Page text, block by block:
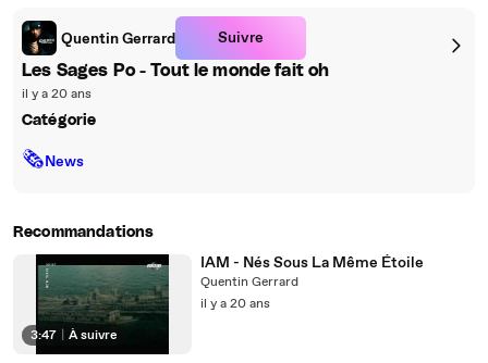
Quentin Gerrard Suivre
Les Sages Po - Tout le monde fait oh
il y a 20 ans
Catégorie
🗞News
Recommandations
3:47 À suivre
IAM - Nés Sous La Même Étoile
Quentin Gerrard
il y a 20 ans